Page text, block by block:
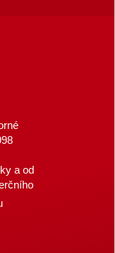
a od